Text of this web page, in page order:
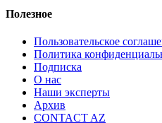
Полезное
Пользовательское
Политика
Подписка
О нас
Наши эксперты
Архив
CONTACT AZ